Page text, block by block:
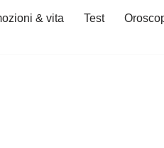
& vita Test